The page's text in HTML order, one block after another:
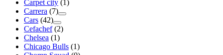
Carpet city (1)
Carrera (7)
Cars (42)
Cefachef (2)
Chelsea (1)
Chicago Bulls (1)